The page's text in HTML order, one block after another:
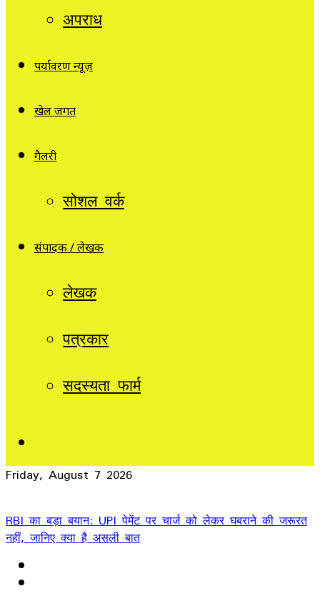
अपराध
पर्यावरण न्यूज़
खेल जगत
गैलरी
सोशल वर्क
संपादक / लेखक
लेखक
पत्रकार
सदस्यता फार्म
Friday, August 7 2026
RBI का बड़ा बयान: UPI पेमेंट पर चार्ज को लेकर घबराने की जरूरत
नहीं, जानिए क्या है असली बात